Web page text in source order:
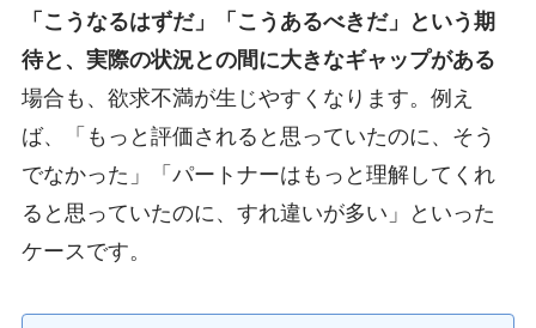
「こうなるはずだ」「こうあるべきだ」という期
待と、実際の状況との間に大きなギャップがある
場合も、欲求不満が生じやすくなります。例え
ば、「もっと評価されると思っていたのに、そう
でなかった」「パートナーはもっと理解してくれ
ると思っていたのに、すれ違いが多い」といった
ケースです。